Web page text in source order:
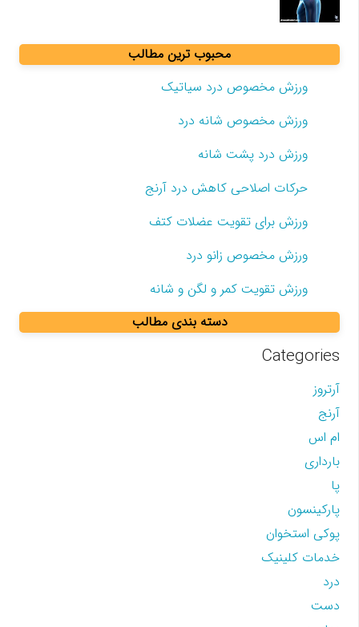
محبوب ترین مطالب
ورزش مخصوص درد سیاتیک
ورزش مخصوص شانه درد
ورزش درد پشت شانه
حرکات اصلاحی کاهش درد آرنج
ورزش برای تقویت عضلات کتف
ورزش مخصوص زانو درد
ورزش تقویت کمر و لگن و شانه
دسته بندی مطالب
Categories
آرتروز
آرنج
ام اس
بارداری
پا
پارکینسون
پوکی استخوان
خدمات کلینیک
درد
دست